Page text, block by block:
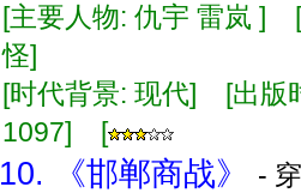
[主要人物: 仇宇 雷岚 ]
怪]
[时代背景: 现代] [出
1097] [
10. 《邯郸商战》
-